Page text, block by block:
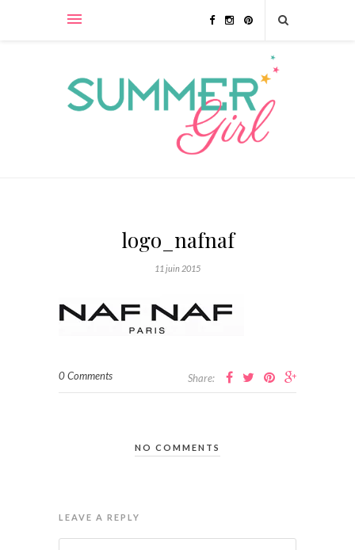
logo_nafnaf
11 juin 2015
0 Comments Share:
NO COMMENTS
LEAVE A REPLY